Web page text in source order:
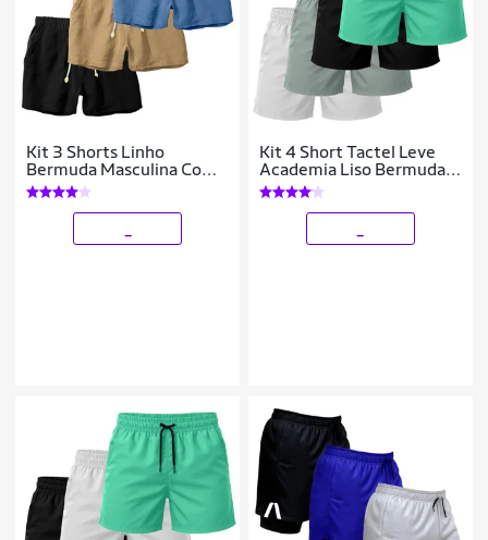
Kit 3 Shorts Linho
Bermuda Masculina Com
Cordão Estilo Casual
Kit 4 Short Tactel Leve
Academia Liso Bermuda
Masculina